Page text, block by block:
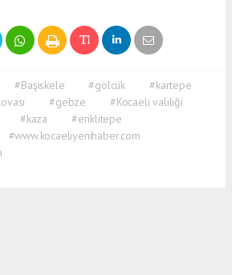
#Başiskele #gölcük
#kartepe
#gebze
#Kocaeli valiliği
#kaza
#eriklitepe
#www.kocaeliyenihaber.com